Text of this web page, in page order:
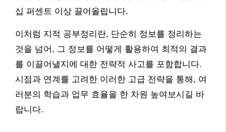
십 퍼센트 이상 끌어올립니다.
이처럼 지적 공부정리란, 단순히 정보를 정리하는
것을 넘어, 그 정보를 어떻게 활용하여 최적의 결과
를 이끌어낼지에 대한 전략적 사고를 포함합니다.
시점과 연계를 고려한 이러한 고급 전략을 통해, 여
러분의 학습과 업무 효율을 한 차원 높여보시길 바
랍니다.